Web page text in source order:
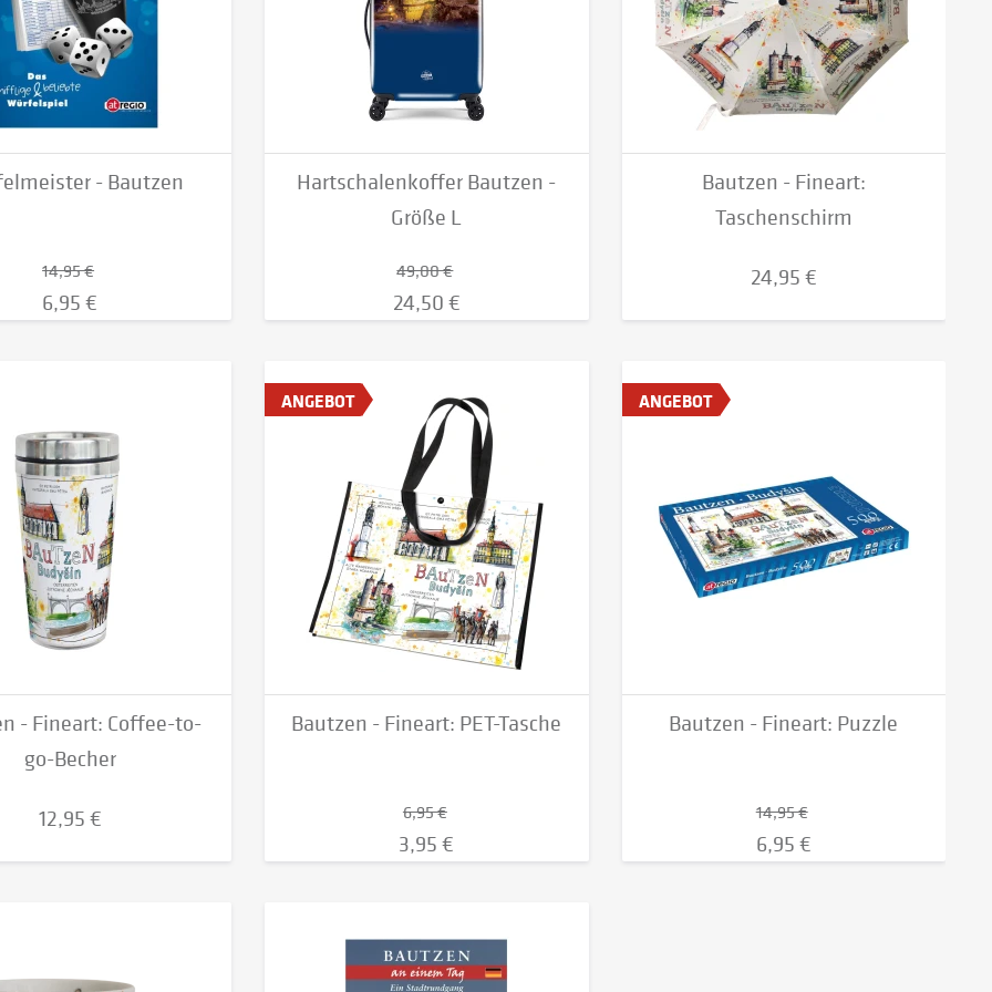
- Bautzen
14,95 €
6,95 €
Hartschalenkoffer Bautzen -
Größe L
49,00 €
24,50 €
Bautzen - Fineart:
Taschenschirm
24,95 €
- Fineart: Coffee-to-
go-Becher
12,95 €
ANGEBOT
Bautzen - Fineart: PET-Tasche
6,95 €
3,95 €
ANGEBOT
Bautzen - Fineart: Puzzle
14,95 €
6,95 €